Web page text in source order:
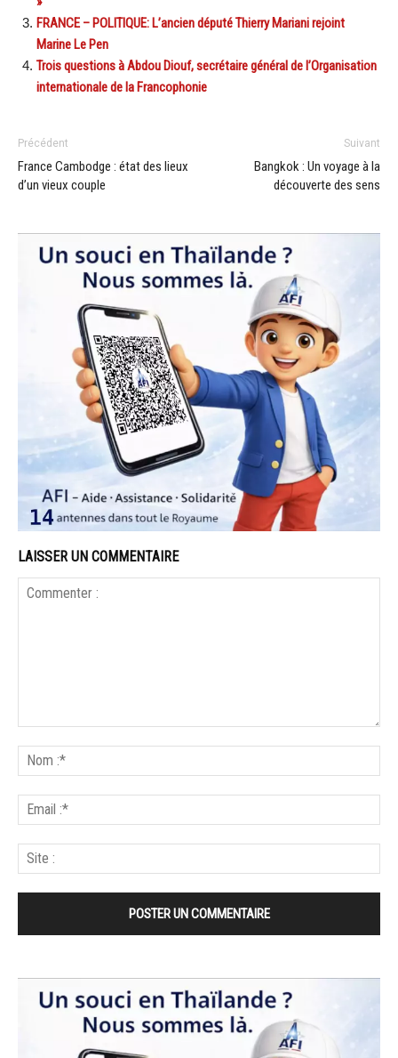
FRANCE – POLITIQUE: L’ancien député Thierry Mariani rejoint
Marine Le Pen
Trois questions à Abdou Diouf, secrétaire général de l’Organisation
internationale de la Francophonie
Précédent
France Cambodge : état des lieux
d’un vieux couple
Suivant
Bangkok : Un voyage à la
découverte des sens
LAISSER UN COMMENTAIRE